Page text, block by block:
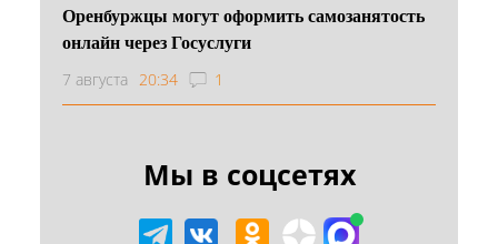
Оренбуржцы могут оформить самозанятость
онлайн через Госуслуги
7 августа 20:34 1
Мы в соцсетях